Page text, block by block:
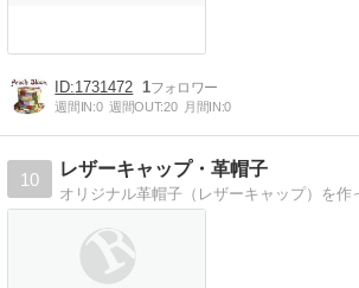
1731472 1
週間IN:0 週間OUT:20 月間IN:0
10
レザーキャップ・革帽子
オリジナル革帽子（レザーキャップ）を作